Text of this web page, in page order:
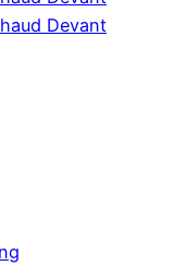
Devant